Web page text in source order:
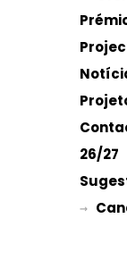
26/27
→